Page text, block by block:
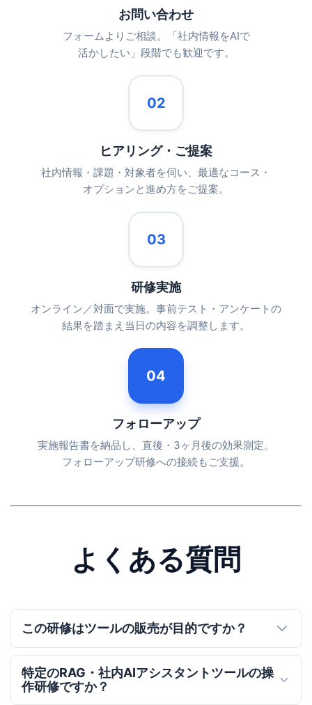
お問い合わせ
フォームよりご相談。「社内情報をAIで
活かしたい」段階でも歓迎です。
02
ヒアリング・ご提案
社内情報・課題・対象者を伺い、最適なコース・
オプションと進め方をご提案。
03
研修実施
オンライン／対面で実施。事前テスト・アンケートの
結果を踏まえ当日の内容を調整します。
04
フォローアップ
実施報告書を納品し、直後・3ヶ月後の効果測定。
フォローアップ研修への接続もご支援。
よくある質問
この研修はツールの販売が目的ですか？
特定のRAG・社内AIアシスタントツールの操
作研修ですか？